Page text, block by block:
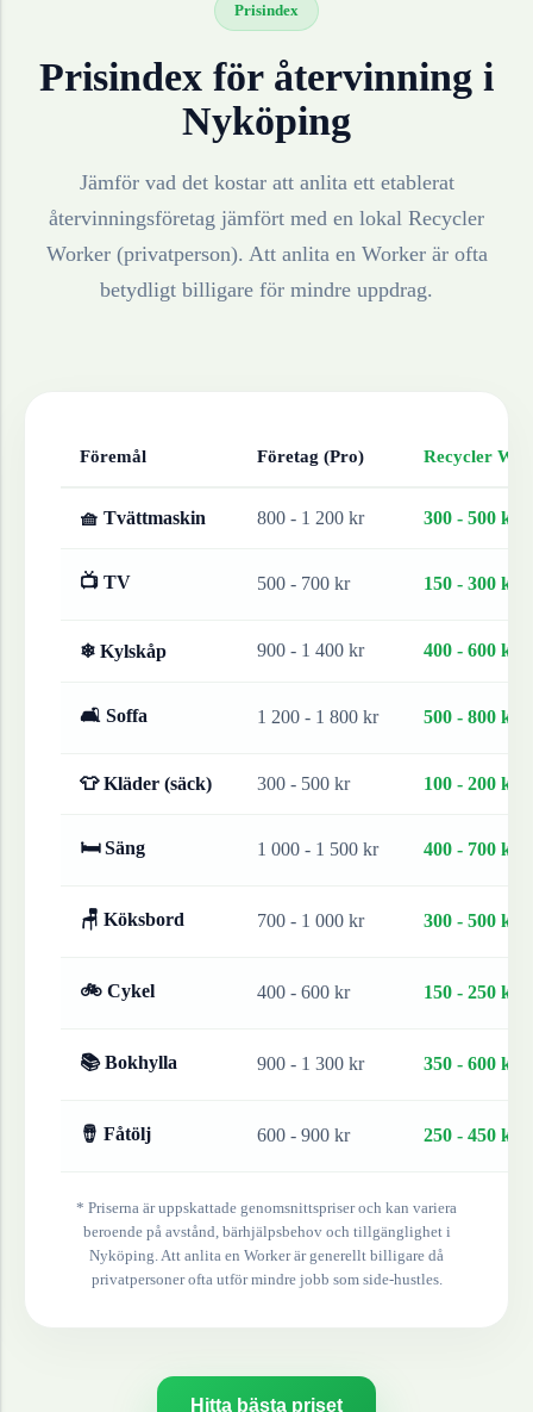
Prisindex
Prisindex för återvinning i
Nyköping
Jämför vad det kostar att anlita ett etablerat
återvinningsföretag jämfört med en lokal Recycler
Worker (privatperson). Att anlita en Worker är ofta
betydligt billigare för mindre uppdrag.
Föremål Företag (Pro) Recycler
🧺 Tvättmaskin 800 - 1 200 kr 300 - 500 kr
📺 TV 500 - 700 kr 150 - 300 kr
❄ Kylskåp 900 - 1 400 kr 400 - 600 kr
🛋 Soffa 1 200 - 1 800 kr 500 - 800 kr
👕 Kläder (säck) 300 - 500 kr 100 - 200 kr
🛏 Säng 1 000 - 1 500 kr 400 - 700 kr
🪑 Köksbord 700 - 1 000 kr 300 - 500 kr
🚲 Cykel 400 - 600 kr 150 - 250 kr
📚 Bokhylla 900 - 1 300 kr 350 - 600 kr
🪘 Fåtölj 600 - 900 kr 250 - 450 kr
* Priserna är uppskattade genomsnittspriser och kan variera
beroende på avstånd, bärhjälpsbehov och tillgänglighet i
Nyköping. Att anlita en Worker är generellt billigare då
privatpersoner ofta utför mindre jobb som side-hustles.
Hitta bästa priset